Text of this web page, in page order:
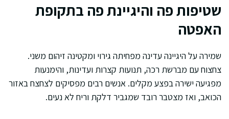
שטיפות פה והיגיינת פה בתקופת
האפטה
שמירה על היגיינה עדינה מפחיתה גירוי ומקטינה זיהום משני.
צחצוח עם מברשת רכה, תנועות קצרות ועדינות, והימנעות
מפגיעה ישירה בפצע מקלים. אנשים רבים מפסיקים לצחצח באזור
הכואב, ואז מצטבר רובד שמגביר דלקת וריח לא נעים.